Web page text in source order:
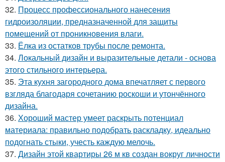
32. Процесс профессионального нанесения
гидроизоляции, предназначенной для защиты
помещений от проникновения влаги.
33. Ёлка из остатков трубы после ремонта.
34. Локальный дизайн и выразительные детали - основа
этого стильного интерьера.
35. Эта кухня загородного дома впечатляет с первого
взгляда благодаря сочетанию роскоши и утончённого
дизайна.
36. Хороший мастер умеет раскрыть потенциал
материала: правильно подобрать раскладку, идеально
подогнать стыки, учесть каждую мелочь.
37. Дизайн этой квартиры 26 м кв создан вокруг личности